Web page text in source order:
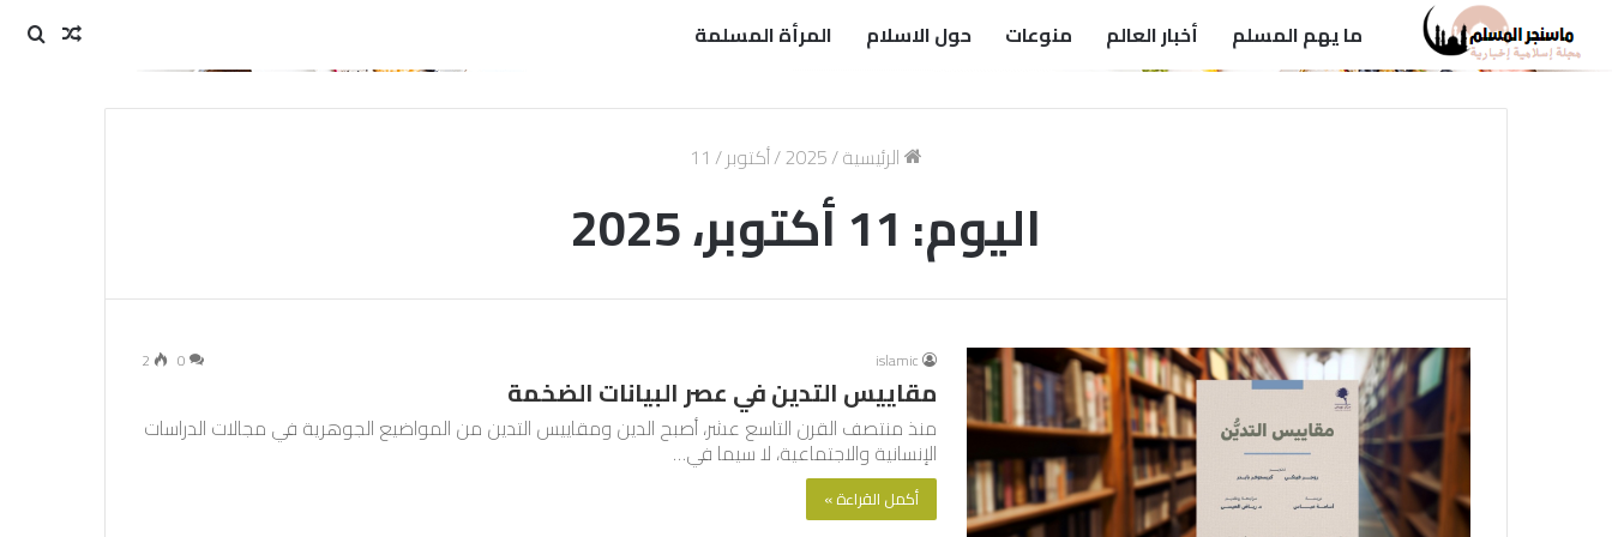
ما يهم المسلم أخبار العالم منوعات حول الاسلام المرأة المسلمة
مقال
الرئيسية/
2025
/أكتوبر/
11
اليوم: 11 أكتوبر، 2025
islamic
0
2
مقاييس التدين في عصر البيانات الضخمة
منذ منتصف القرن التاسع عشر، أصبح الدين ومقاييس التدين من المواضيع الجوهرية في مجالات الدراسات
الإنسانية والاجتماعية، لا سيما في…
أكمل القراءة »